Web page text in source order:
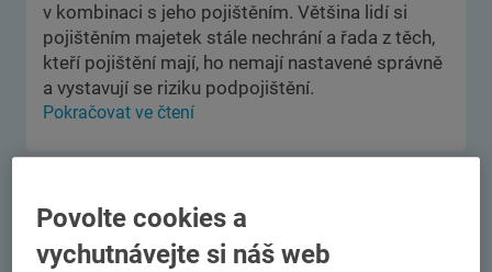
v kombinaci s jeho pojištěním. Většina lidí si
pojištěním majetek stále nechrání a řada z těch,
kteří pojištění mají, ho nemají nastavené správně
a vystavují se riziku podpojištění.
Pokračovat ve čtení
ČSOB Pojišťovna je nejrychleji
rostoucí pojišťovnou v ČR z TOP 5
Povolte cookies a
vychutnávejte si náš web